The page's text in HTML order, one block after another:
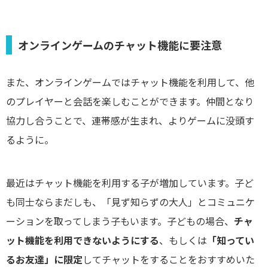
オンラインゲームのチャット機能に要注意
また、オンラインゲームではチャット機能を利用して、他
のプレイヤーと会話を楽しむことができます。仲間となり
協力し合うことで、連帯感が生まれ、よりゲームに没頭す
るように。
最近はチャット機能を利用する子が増加しています。子ど
も同士ならまだしも、「見ず知らずの大人」とコミュニケ
ーションを取ってしまう子もいます。子どもの場合、 チャ
ット機能を利用できないようにする、もしくは 「知ってい
るお友達」に限定してチャットをすることをおすすめいた